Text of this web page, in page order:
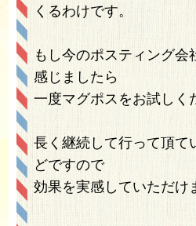
くるわけです。
もし今のポスティング会
感じましたら
一度マグポスをお試しく
長く継続して行って頂て
どですので
効果を実感していただけ